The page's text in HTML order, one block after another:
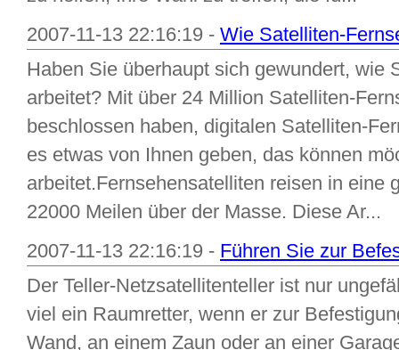
2007-11-13 22:16:19 - Wie Satelliten-
Haben Sie überhaupt sich gewundert, wie
arbeitet? Mit über 24 Million Satelliten-
beschlossen haben, digitalen Satelliten-
es etwas von Ihnen geben, das können
arbeitet.Fernsehensatelliten reisen in eine
22000 Meilen über der Masse. Diese Ar...
2007-11-13 22:16:19 - Führen Sie zur
Der Teller-Netzsatellitenteller ist nur
viel ein Raumretter, wenn er zur
Wand, an einem Zaun oder an einer